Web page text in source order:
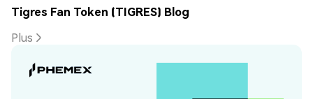
Tigres Fan Token (TIGRES) Blog
Plus